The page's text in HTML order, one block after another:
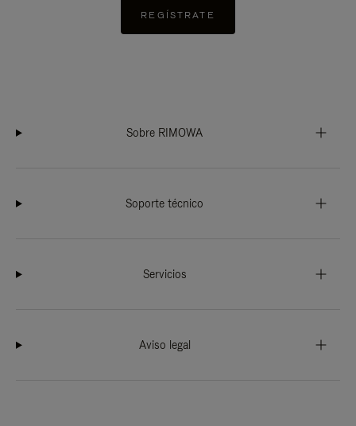
REGÍSTRATE
Sobre RIMOWA
Soporte técnico
Servicios
Aviso legal